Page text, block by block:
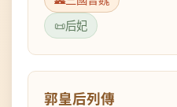
郭皇后列傳
三國曹魏